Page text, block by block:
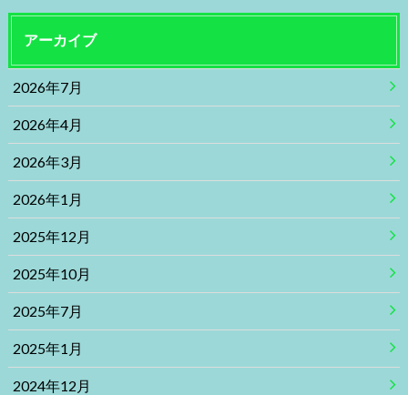
アーカイブ
2026年7月
2026年4月
2026年3月
2026年1月
2025年12月
2025年10月
2025年7月
2025年1月
2024年12月